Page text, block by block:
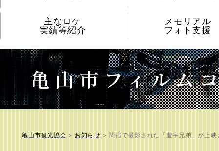
主なロケ
実績等紹介
メモリアル
フォト支援
亀山市フィルム
亀山市観光協会 > お知らせ > 関宿で撮影された「豊宇兄弟」が上